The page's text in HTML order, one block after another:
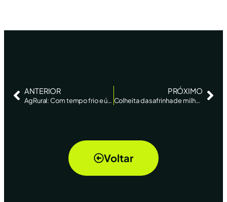
ANTERIOR
AgRural: Com tempo frio e úmido, colheita da safrinha de milho atinge 22% no Centro-Sul
PRÓXIMO
Colheita da safrinha de milho avança a 22% no Centro-Sul
Voltar